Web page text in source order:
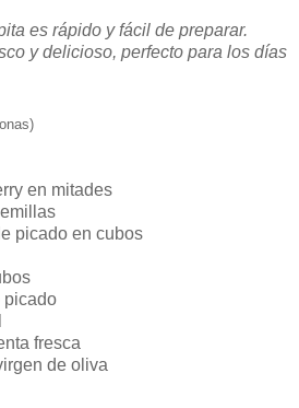
es rápido y fácil de preparar.
y delicioso, perfecto para los días
en mitades
picado en cubos
picado
fresca
de oliva